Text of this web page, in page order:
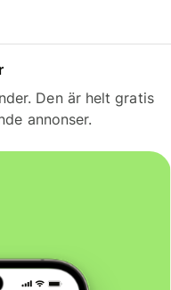
Den är helt gratis
annonser.